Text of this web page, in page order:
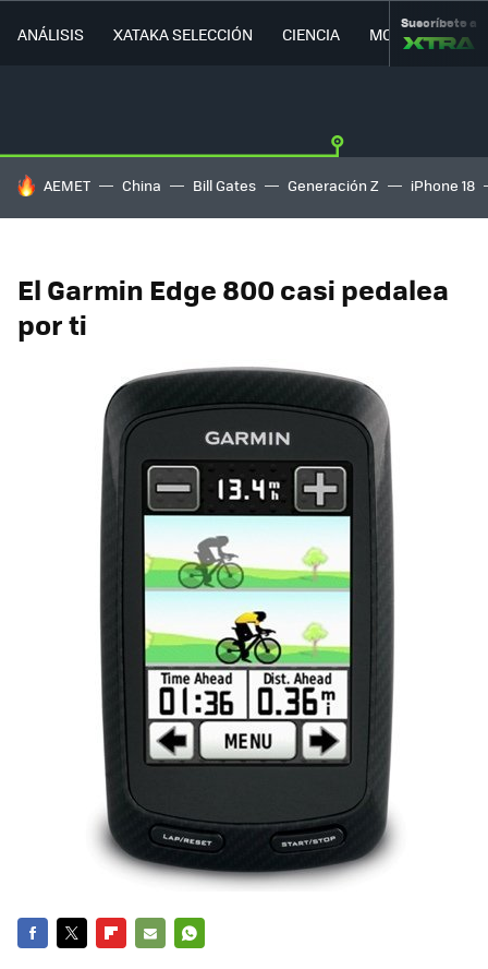
ANÁLISIS XATAKA SELECCIÓN CIENCIA MOVILIDAD
Suscríbete a
HOY SE HABLA DE
AEMET China Bill Gates Generación Z iPhone 18
El Garmin Edge 800 casi pedalea
por ti